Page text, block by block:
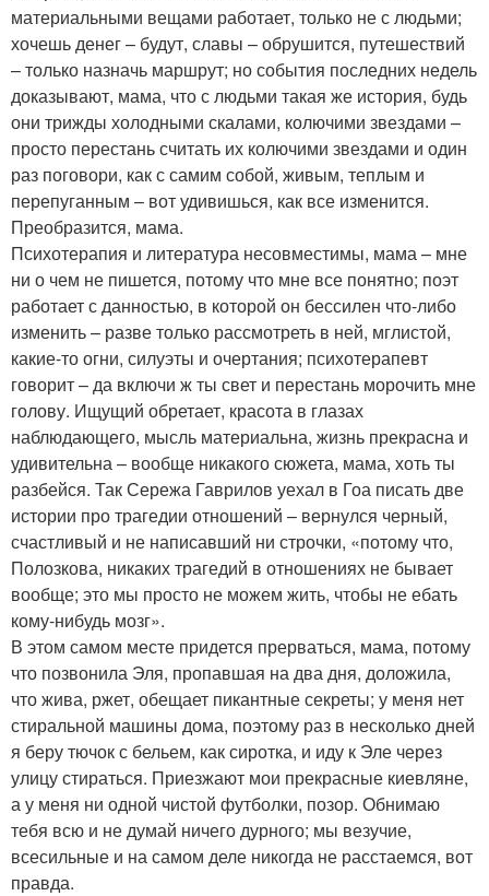
материальными вещами работает, только не с людьми;
хочешь денег – будут, славы – обрушится, путешествий
– только назначь маршрут; но события последних недель
доказывают, мама, что с людьми такая же история, будь
они трижды холодными скалами, колючими звездами –
просто перестань считать их колючими звездами и один
раз поговори, как с самим собой, живым, теплым и
перепуганным – вот удивишься, как все изменится.
Преобразится, мама.
Психотерапия и литература несовместимы, мама – мне
ни о чем не пишется, потому что мне все понятно; поэт
работает с данностью, в которой он бессилен что-либо
изменить – разве только рассмотреть в ней, мглистой,
какие-то огни, силуэты и очертания; психотерапевт
говорит – да включи ж ты свет и перестань морочить мне
голову. Ищущий обретает, красота в глазах
наблюдающего, мысль материальна, жизнь прекрасна и
удивительна – вообще никакого сюжета, мама, хоть ты
разбейся. Так Сережа Гаврилов уехал в Гоа писать две
истории про трагедии отношений – вернулся черный,
счастливый и не написавший ни строчки, «потому что,
Полозкова, никаких трагедий в отношениях не бывает
вообще; это мы просто не можем жить, чтобы не ебать
кому-нибудь мозг».
В этом самом месте придется прерваться, мама, потому
что позвонила Эля, пропавшая на два дня, доложила,
что жива, ржет, обещает пикантные секреты; у меня нет
стиральной машины дома, поэтому раз в несколько дней
я беру тючок с бельем, как сиротка, и иду к Эле через
улицу стираться. Приезжают мои прекрасные киевляне,
а у меня ни одной чистой футболки, позор. Обнимаю
тебя всю и не думай ничего дурного; мы везучие,
всесильные и на самом деле никогда не расстаемся, вот
правда.